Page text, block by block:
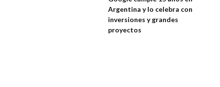
Argentina y lo celebra con
inversiones y grandes
proyectos